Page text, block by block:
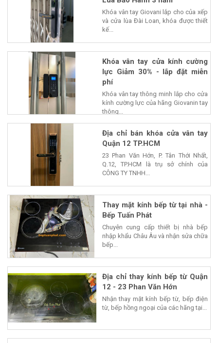
Khóa vân tay Giovani lắp cho của xếp
và cửa lùa Đài Loan, khóa được thiết
kế...
Khóa vân tay cửa kính cường
lực Giảm 30% - lắp đặt miễn
phí
Khóa vân tay thông minh lắp cho cửa
kính cường lực của hãng Giovanin tay
thông...
Địa chỉ bán khóa cửa vân tay
Quận 12 TP.HCM
23 Phan Văn Hớn, P. Tân Thới Nhất,
Q.12, TP.HCM là trụ sở chính của
CÔNG TY TNHH...
Thay mặt kính bếp từ tại nhà -
Bếp Tuấn Phát
Chuyên cung cấp thiết bị nhà bếp
nhập khẩu Châu Âu và nhận sửa chữa
bếp...
Địa chỉ thay kính bếp từ Quận
12 - 23 Phan Văn Hớn
Nhận thay mặt kính bếp từ, bếp điện
từ, bếp hồng ngoại của các hãng tại...